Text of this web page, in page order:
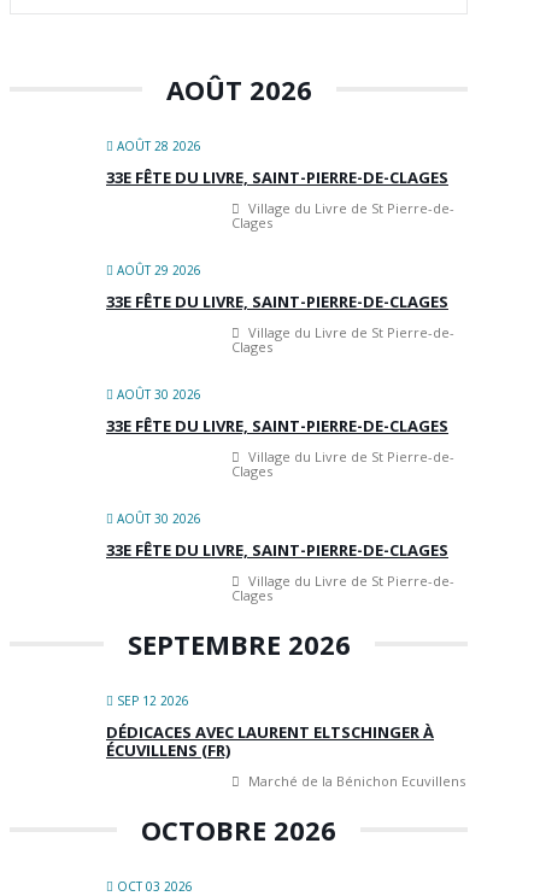
AOÛT 2026
AOÛT 28 2026
33E FÊTE DU LIVRE, SAINT-PIERRE-DE-CLAGES
Village du Livre de St Pierre-de-
Clages
AOÛT 29 2026
33E FÊTE DU LIVRE, SAINT-PIERRE-DE-CLAGES
Village du Livre de St Pierre-de-
Clages
AOÛT 30 2026
33E FÊTE DU LIVRE, SAINT-PIERRE-DE-CLAGES
Village du Livre de St Pierre-de-
Clages
AOÛT 30 2026
33E FÊTE DU LIVRE, SAINT-PIERRE-DE-CLAGES
Village du Livre de St Pierre-de-
Clages
SEPTEMBRE 2026
SEP 12 2026
DÉDICACES AVEC LAURENT ELTSCHINGER À
ÉCUVILLENS (FR)
Marché de la Bénichon Ecuvillens
OCTOBRE 2026
OCT 03 2026